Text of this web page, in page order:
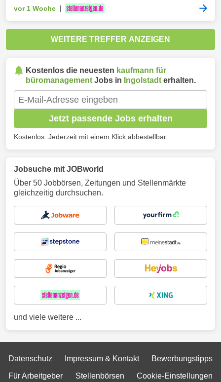
vor 1 Woche
WEITERE TREFFER ANZEIGEN
Kostenlos die neuesten kaufmann für
büromanagement Jobs in Ingolstadt erhalten.
Jetzt passende Jobs erhalten
Kostenlos. Jederzeit mit einem Klick abbestellbar.
Jobsuche mit JOBworld
Über 50 Jobbörsen, Zeitungen und Stellenmärkte
gleichzeitig durchsuchen.
und viele weitere ...
Datenschutz Impressum & Kontakt Bewerbungstipps
Für Arbeitgeber Stellenbörsen Cookie-Einstellungen